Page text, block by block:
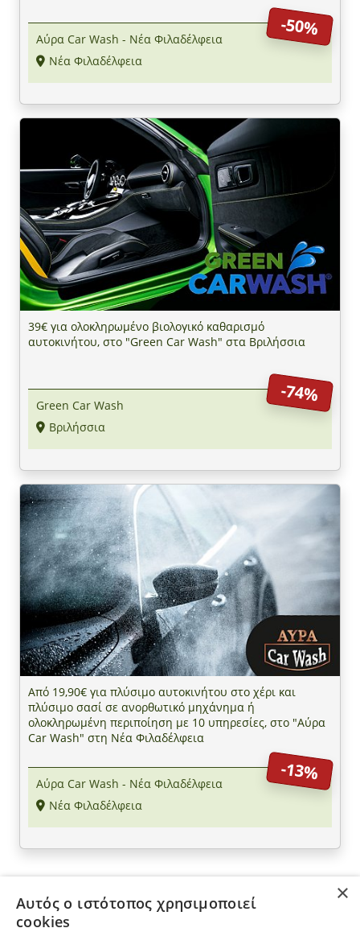
-50%
Αύρα Car Wash - Νέα Φιλαδέλφεια
Νέα Φιλαδέλφεια
39€ για ολοκληρωμένο βιολογικό καθαρισμό
αυτοκινήτου, στο "Green Car Wash" στα Βριλήσσια
-74%
Green Car Wash
Βριλήσσια
Από 19,90€ για πλύσιμο αυτοκινήτου στο χέρι και
πλύσιμο σασί σε ανορθωτικό μηχάνημα ή
ολοκληρωμένη περιποίηση με 10 υπηρεσίες, στο "Αύρα
Car Wash" στη Νέα Φιλαδέλφεια
-13%
Αύρα Car Wash - Νέα Φιλαδέλφεια
Νέα Φιλαδέλφεια
ΠΛΗΡΟΦΟΡΙΕΣ
×
Αυτός ο ιστότοπος χρησιμοποιεί
cookies